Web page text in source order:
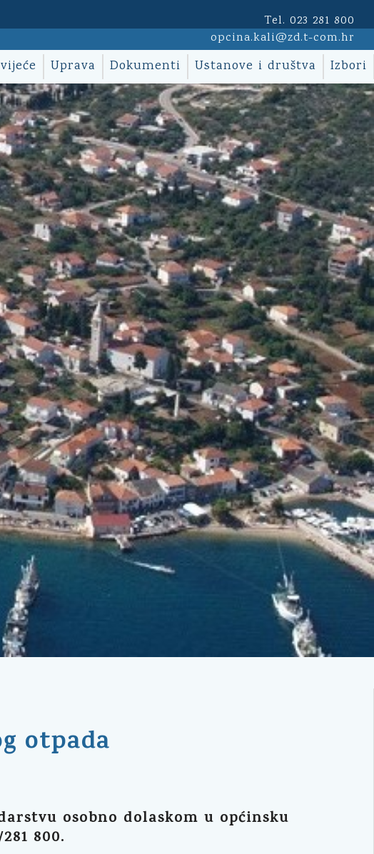
Tel. 023 281 800
opcina.kali@zd.t-com.hr
Uprava Dokumenti Ustanove i društva Izbori
otpada
osobno dolaskom u općinsku
800.